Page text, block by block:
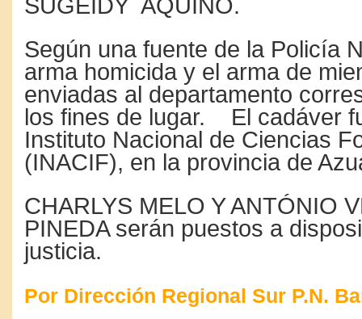
SUGEIDY AQUINO.
Según una fuente de la Policía
arma homicida y el arma de
enviadas al departamento
los fines de lugar. El cadáver
Instituto Nacional de Ciencias
(INACIF), en la provincia de
CHARLYS MELO Y ANTÓNIO
PINEDA serán puestos a
justicia.
Por Dirección Regional Sur P.N.